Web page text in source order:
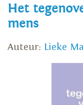
Het
mens
Auteur: Lieke